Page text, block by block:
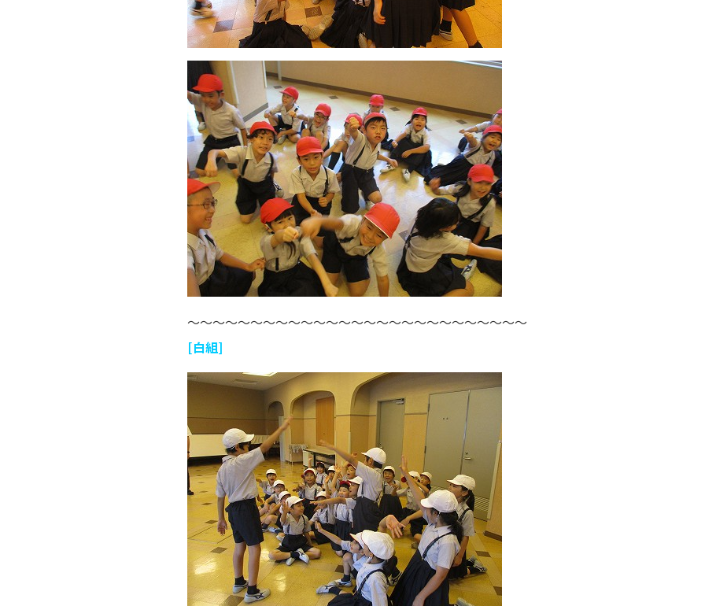
～～～～～～～～～～～～～～～～～～～～～～～～～～～
[白組]